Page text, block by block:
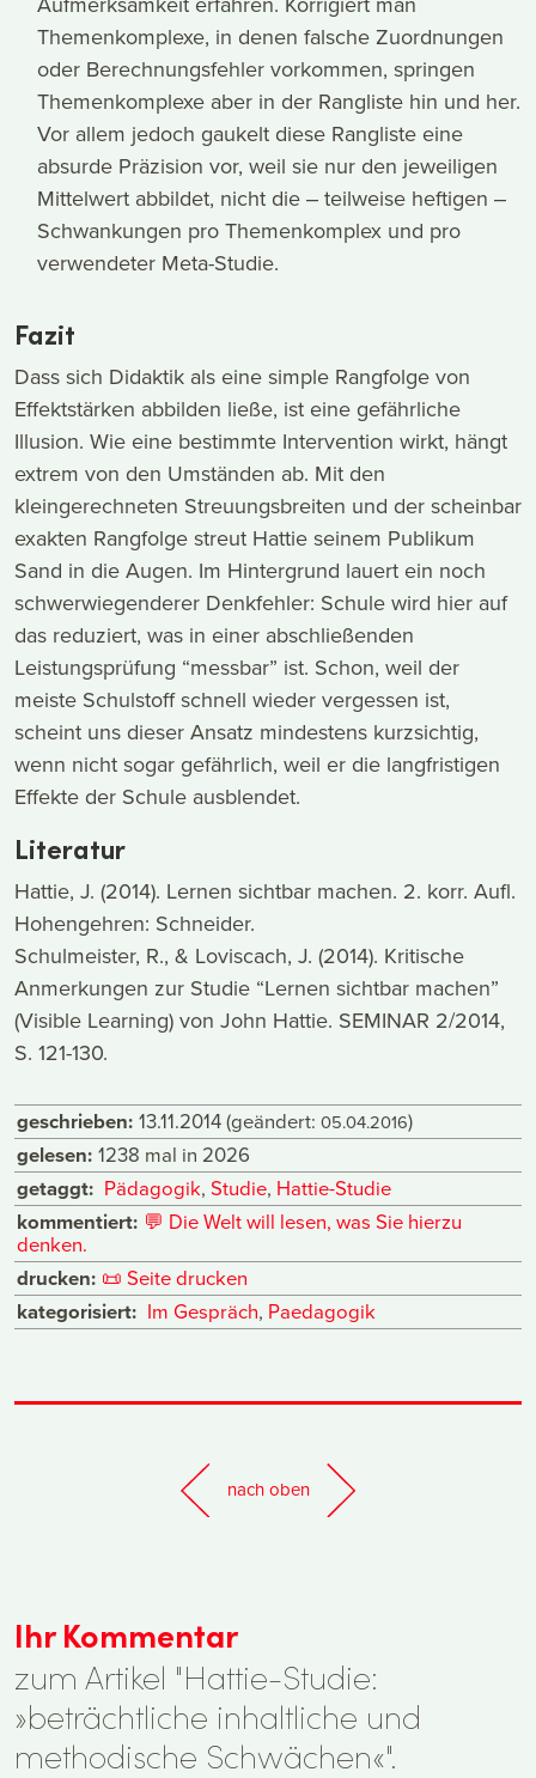
Themenkomplexe, in denen falsche Zuordnungen
oder Berechnungsfehler vorkommen, springen
Themenkomplexe aber in der Rangliste hin und her.
Vor allem jedoch gaukelt diese Rangliste eine
absurde Präzision vor, weil sie nur den jeweiligen
Mittelwert abbildet, nicht die ‒ teilweise heftigen ‒
Schwankungen pro Themenkomplex und pro
verwendeter Meta-Studie.
Fazit
Dass sich Didaktik als eine simple Rangfolge von
Effektstärken abbilden ließe, ist eine gefährliche
Illusion. Wie eine bestimmte Intervention wirkt, hängt
extrem von den Umständen ab. Mit den
kleingerechneten Streuungsbreiten und der scheinbar
exakten Rangfolge streut Hattie seinem Publikum
Sand in die Augen. Im Hintergrund lauert ein noch
schwerwiegenderer Denkfehler: Schule wird hier auf
das reduziert, was in einer abschließenden
Leistungsprüfung “messbar” ist. Schon, weil der
meiste Schulstoff schnell wieder vergessen ist,
scheint uns dieser Ansatz mindestens kurzsichtig,
wenn nicht sogar gefährlich, weil er die langfristigen
Effekte der Schule ausblendet.
Literatur
Hattie, J. (2014). Lernen sichtbar machen. 2. korr. Aufl.
Hohengehren: Schneider.
Schulmeister, R., & Loviscach, J. (2014). Kritische
Anmerkungen zur Studie “Lernen sichtbar machen”
(Visible Learning) von John Hattie. SEMINAR 2/2014,
S. 121-130.
geschrieben: 13.11.2014(geändert: 05.04.2016)
gelesen: 1238 mal in 2026
getaggt: Pädagogik, Studie, Hattie-Studie
kommentiert: 💬 Die Welt will lesen, was Sie hierzu
denken.
drucken: 📜 Seite drucken
kategorisiert: Im Gespräch, Paedagogik
nach oben
Ihr Kommentar
zum Artikel "Hattie-Studie:
»beträchtliche inhaltliche und
methodische Schwächen«".